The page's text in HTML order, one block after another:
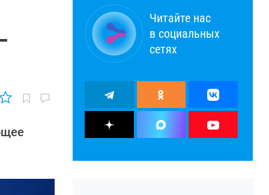
Читайте нас
в социальных
сетях